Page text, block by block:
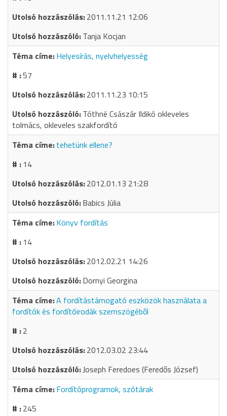
2011.11.21 12:06
Tanja Kocjan
Helyesírás, nyelvhelyesség
57
2011.11.23 10:15
Tóthné Császár Ildikó okleveles
tolmács, okleveles szakfordító
tehetünk ellene?
14
2012.01.13 21:28
Babics Júlia
Könyv fordítás
14
2012.02.21 14:26
Dornyi Georgina
A fordítástámogató eszközök használata a
fordítók és fordítóirodák szemszögéből
2
2012.03.02 23:44
Joseph Feredoes (Feredős József)
Fordítóprogramok, szótárak
245